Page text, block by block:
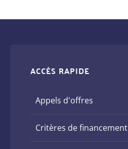
ACCÈS RAPIDE
Appels d'offres
Critères de financement